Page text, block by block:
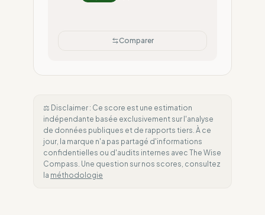
Comparer
⚖️ Disclaimer : Ce score est une estimation
indépendante basée exclusivement sur l'analyse
de données publiques et de rapports tiers. À ce
jour, la marque n'a pas partagé d'informations
confidentielles ou d'audits internes avec The Wise
Compass. Une question sur nos scores, consultez
la méthodologie